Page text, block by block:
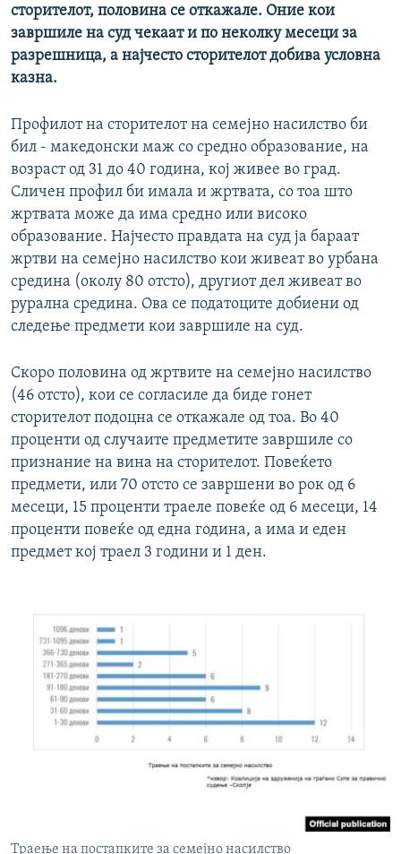
сторителот, половина се откажале. Оние кои
завршиле на суд чекаат и по неколку месеци за
разрешница, а најчесто сторителот добива условна
казна.
Профилот на сторителот на семејно насилство би
бил - македонски маж со средно образование, на
возраст од 31 до 40 година, кој живее во град.
Сличен профил би имала и жртвата, со тоа што
жртвата може да има средно или високо
образование. Најчесто правдата на суд ја бараат
жртви на семејно насилство кои живеат во урбана
средина (околу 80 отсто), другиот дел живеат во
рурална средина. Ова се податоците добиени од
следење предмети кои завршиле на суд.
Скоро половина од жртвите на семејно насилство
(46 отсто), кои се согласиле да биде гонет
сторителот подоцна се откажале од тоа. Во 40
проценти од случаите предметите завршиле со
признание на вина на сторителот. Повеќето
предмети, или 70 отсто се завршени во рок од 6
месеци, 15 проценти траеле повеќе од 6 месеци, 14
проценти повеќе од една година, а има и еден
предмет кој траел 3 години и 1 ден.
Траење на постапките за семејно насилство